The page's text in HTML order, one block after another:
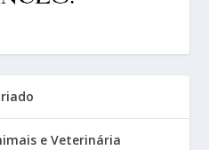
e Veterinária